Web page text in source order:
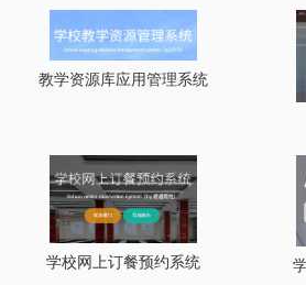
教学资源库应用管理系统
学校网上订餐预约系统